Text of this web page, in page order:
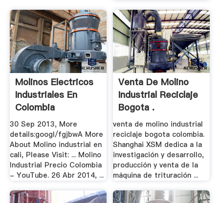
Molinos Electricos
Industriales En
Colombia
30 Sep 2013, More
details:googl/fgjbwA More
About Molino industrial en
cali, Please Visit: ... Molino
Industrial Precio Colombia
- YouTube. 26 Abr 2014, ...
Venta De Molino
Industrial Reciclaje
Bogota .
venta de molino industrial
reciclaje bogota colombia.
Shanghai XSM dedica a la
investigación y desarrollo,
producción y venta de la
máquina de trituración ...